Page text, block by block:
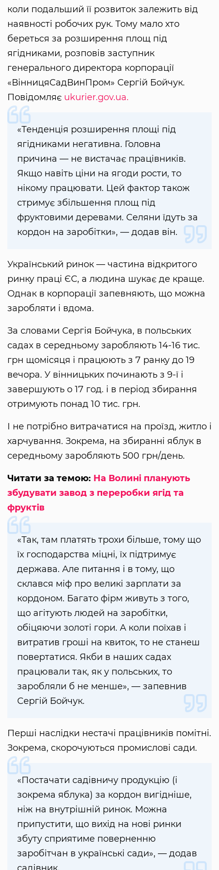
коли подальший її розвиток залежить від
наявності робочих рук. Тому мало хто
береться за розширення площ під
ягідниками, розповів заступник
генерального директора корпорації
«ВінницяСадВинПром» Сергій Бойчук.
Повідомляє ukurier.gov.ua.
«Тенденція розширення площі під
ягідниками негативна. Головна
причина — не вистачає працівників.
Якщо навіть ціни на ягоди рости, то
нікому працювати. Цей фактор також
стримує збільшення площ під
фруктовими деревами. Селяни їдуть за
кордон на заробітки», — додав він.
Український ринок — частина відкритого
ринку праці ЄС, а людина шукає де краще.
Однак в корпорації запевняють, що можна
заробляти і вдома.
За словами Сергія Бойчука, в польських
садах в середньому заробляють 14-16 тис.
грн щомісяця і працюють з 7 ранку до 19
вечора. У вінницьких починають з 9-ї і
завершують о 17 год. і в період збирання
отримують понад 10 тис. грн.
І не потрібно витрачатися на проїзд, житло і
харчування. Зокрема, на збиранні яблук в
середньому заробляють 500 грн/день.
Читати за темою: На Волині планують
збудувати завод з переробки ягід та
фруктів
«Так, там платять трохи більше, тому що
їх господарства міцні, їх підтримує
держава. Але питання і в тому, що
склався міф про великі зарплати за
кордоном. Багато фірм живуть з того,
що агітують людей на заробітки,
обіцяючи золоті гори. А коли поїхав і
витратив гроші на квиток, то не станеш
повертатися. Якби в наших садах
працювали так, як у польських, то
заробляли б не менше», — запевнив
Сергій Бойчук.
Перші наслідки нестачі працівників помітні.
Зокрема, скорочуються промислові сади.
«Постачати садівничу продукцію (і
зокрема яблука) за кордон вигідніше,
ніж на внутрішній ринок. Можна
припустити, що вихід на нові ринки
збуту сприятиме поверненню
заробітчан в українські сади», — додав